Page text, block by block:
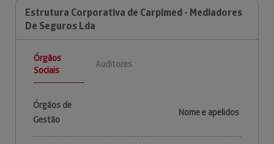
Estrutura Corporativa de Carpimed - Mediadores
De Seguros Lda
Órgãos
Sociais
Auditores
Órgãos de
Gestão
Nome e apelidos